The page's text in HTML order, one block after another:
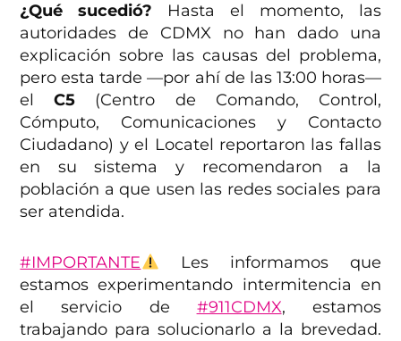
¿Qué sucedió? Hasta el momento, las
autoridades de CDMX no han dado una
explicación sobre las causas del problema,
pero esta tarde —por ahí de las 13:00 horas—
el
C5 (Centro de Comando, Control,
Cómputo, Comunicaciones y Contacto
Ciudadano) y el Locatel reportaron las fallas
en su sistema y recomendaron a la
población a que usen las redes sociales para
ser atendida.
#IMPORTANTE
Les informamos que
estamos experimentando intermitencia en
el servicio de #911CDMX, estamos
trabajando para solucionarlo a la brevedad.